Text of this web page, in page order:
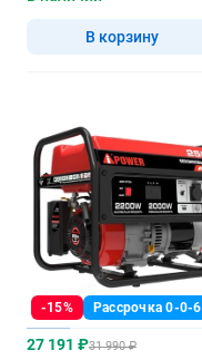
В корзину
-15% Рассрочка 0-0-6
27 191 ₽31 990 ₽